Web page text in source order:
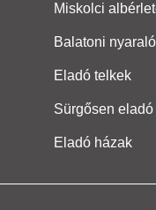
Miskolci
Balatoni
Eladó telkek
Sürgősen eladó
Eladó házak